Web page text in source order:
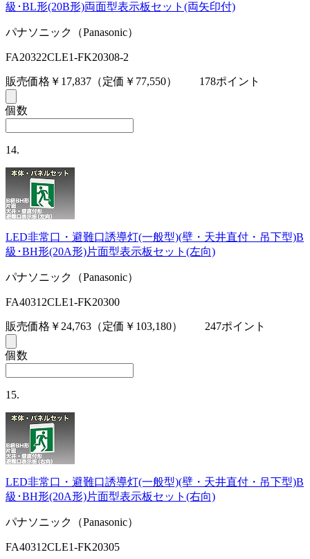
級･BL形(20B形)両面型表示板セット(両矢印付)
パナソニック（Panasonic）
FA20322CLE1-FK20308-2
販売価格￥17,837 （定価￥77,550） 178ポイント
個数
14.
LED非常口・避難口誘導灯(一般型)(壁・天井直付・吊下型)B
級･BH形(20A形)片面型表示板セット(左向)
パナソニック（Panasonic）
FA40312CLE1-FK20300
販売価格￥24,763 （定価￥103,180） 247ポイント
個数
15.
LED非常口・避難口誘導灯(一般型)(壁・天井直付・吊下型)B
級･BH形(20A形)片面型表示板セット(右向)
パナソニック（Panasonic）
FA40312CLE1-FK20305